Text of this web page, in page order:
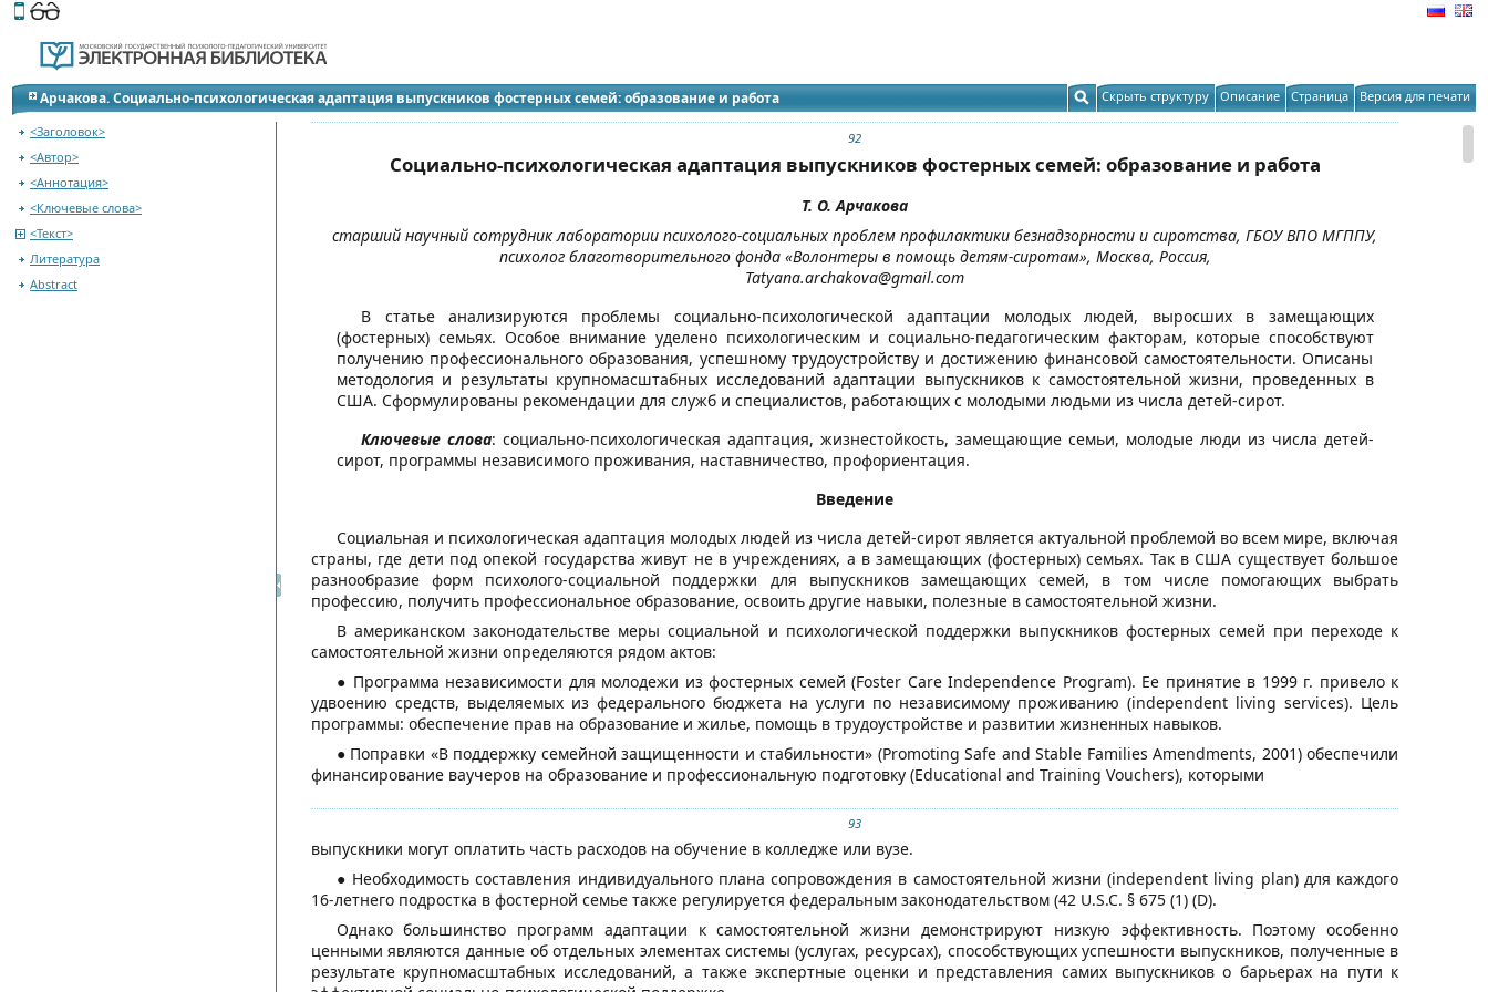
Этот сайт поддерживает
Арчакова. Социально-психологическая адаптация выпускников фостерных семей: образование и работа Скрыть структуру Описание Страница Версия для печати
<Заголовок>
<Автор>
<Аннотация>
<Ключевые слова>
<Текст>
Литература
Abstract
К оглавлению журнала
92
Социально-психологическая адаптация выпускников фостерных семей: образование и работа
Т. О. Арчакова
старший научный сотрудник лаборатории психолого-социальных проблем профилактики безнадзорности и сиротства, ГБОУ ВПО МГППУ,
психолог благотворительного фонда «Волонтеры в помощь детям-сиротам», Москва, Россия,
Tatyana.archakova@gmail.com
В статье анализируются проблемы социально-психологической адаптации молодых людей, выросших в замещающих
(фостерных) семьях. Особое внимание уделено психологическим и социально-педагогическим факторам, которые способствуют
получению профессионального образования, успешному трудоустройству и достижению финансовой самостоятельности. Описаны
методология и результаты крупномасштабных исследований адаптации выпускников к самостоятельной жизни, проведенных в
США. Сформулированы рекомендации для служб и специалистов, работающих с молодыми людьми из числа детей-сирот.
Ключевые слова: социально-психологическая адаптация, жизнестойкость, замещающие семьи, молодые люди из числа детей-
сирот, программы независимого проживания, наставничество, профориентация.
Введение
Социальная и психологическая адаптация молодых людей из числа детей-сирот является актуальной проблемой во всем мире, включая
страны, где дети под опекой государства живут не в учреждениях, а в замещающих (фостерных) семьях. Так в США существует большое
разнообразие форм психолого-социальной поддержки для выпускников замещающих семей, в том числе помогающих выбрать
профессию, получить профессиональное образование, освоить другие навыки, полезные в самостоятельной жизни.
В американском законодательстве меры социальной и психологической поддержки выпускников фостерных семей при переходе к
самостоятельной жизни определяются рядом актов:
● Программа независимости для молодежи из фостерных семей (Foster Care Independence Program). Ее принятие в 1999 г. привело к
удвоению средств, выделяемых из федерального бюджета на услуги по независимому проживанию (independent living services). Цель
программы: обеспечение прав на образование и жилье, помощь в трудоустройстве и развитии жизненных навыков.
● Поправки «В поддержку семейной защищенности и стабильности» (Promoting Safe and Stable Families Amendments, 2001) обеспечили
финансирование ваучеров на образование и профессиональную подготовку (Educational and Training Vouchers), которыми
93
выпускники могут оплатить часть расходов на обучение в колледже или вузе.
● Необходимость составления индивидуального плана сопровождения в самостоятельной жизни (independent living plan) для каждого
16-летнего подростка в фостерной семье также регулируется федеральным законодательством (42 U.S.C. § 675 (1) (D).
Однако большинство программ адаптации к самостоятельной жизни демонстрируют низкую эффективность. Поэтому особенно
ценными являются данные об отдельных элементах системы (услугах, ресурсах), способствующих успешности выпускников, полученные в
результате крупномасштабных исследований, а также экспертные оценки и представления самих выпускников о барьерах на пути к